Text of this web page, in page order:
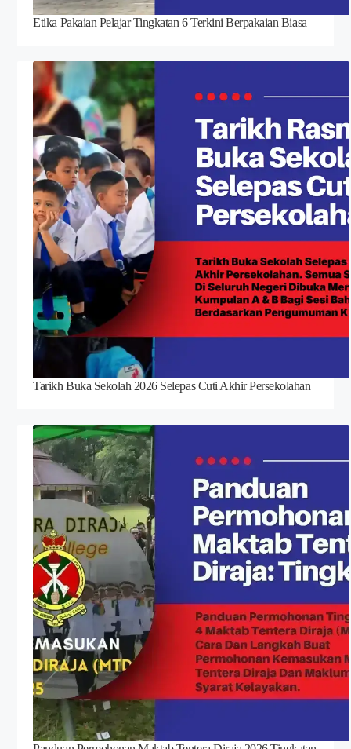
Etika Pakaian Pelajar Tingkatan 6 Terkini Berpakaian Biasa
Tarikh Buka Sekolah 2026 Selepas Cuti Akhir Persekolahan